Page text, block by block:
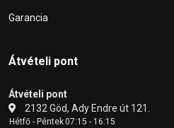
Garancia
Átvételi pont
Átvételi pont
2132 Göd, Ady Endre út 121.
Hétfő - Péntek07:15 - 16:15